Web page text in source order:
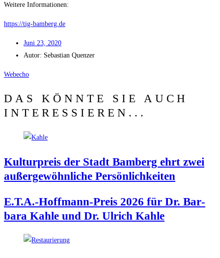
Wei­te­re Informationen:
https://tig-bamberg.de
Juni 23, 2020
Autor: Sebas­ti­an Quenzer
Web­echo
DAS KÖNNTE SIE AUCH
INTERESSIEREN...
Kul­tur­preis der Stadt Bam­berg ehrt zwei
außer­ge­wöhn­li­che Persönlichkeiten
E.T.A.-Hoffmann-Preis 2026 für Dr. Bar­
ba­ra Kah­le und Dr. Ulrich Kahle